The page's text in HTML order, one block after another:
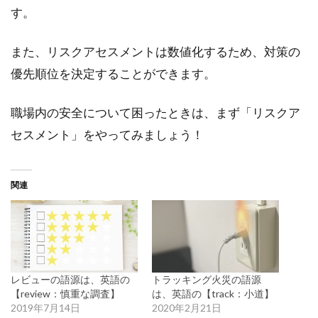
す。
また、リスクアセスメントは数値化するため、対策の
優先順位を決定することができます。
職場内の安全について困ったときは、まず「リスクア
セスメント」をやってみましょう！
関連
レビューの語源は、英語の
【review：慎重な調査】
2019年7月14日
トラッキング火災の語源
は、英語の【track：小道】
2020年2月21日